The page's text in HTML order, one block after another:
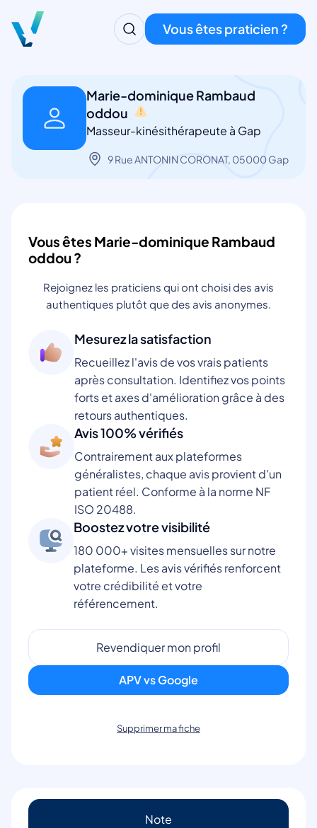
Vous êtes praticien ?
Marie-dominique Rambaud
oddou
Masseur-kinésithérapeute à Gap
9 Rue ANTONIN CORONAT, 05000 Gap
Vous êtes Marie-dominique Rambaud
oddou ?
Rejoignez les praticiens qui ont choisi des avis
authentiques plutôt que des avis anonymes.
Mesurez la satisfaction
Recueillez l'avis de vos vrais patients
après consultation. Identifiez vos points
forts et axes d'amélioration grâce à des
retours authentiques.
Avis 100% vérifiés
Contrairement aux plateformes
généralistes, chaque avis provient d'un
patient réel. Conforme à la norme NF
ISO 20488.
Boostez votre visibilité
180 000+ visites mensuelles sur notre
plateforme. Les avis vérifiés renforcent
votre crédibilité et votre
référencement.
Revendiquer mon profil
APV vs Google
Supprimer ma fiche
Note